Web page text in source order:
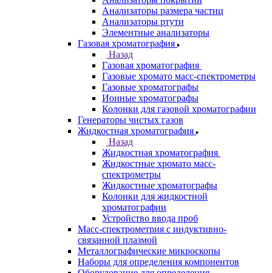
Рамановские спектрометры
Расходные материалы
Рентгенофлуоресцентные
спектрометры
Спектрометры атомно-абсорбционные
Спектрофлуориметры
ЭПР спектрометры
ЯМР-спектрометры
Анализаторы
Назад
Анализаторы
Анализаторы органических веществ
Анализаторы покрытий
Анализаторы размера частиц
Анализаторы ртути
Элементные анализаторы
Газовая хроматография
Назад
Газовая хроматография
Газовые хромато масс-спектрометры
Газовые хроматографы
Ионные хроматографы
Колонки для газовой хроматографии
Генераторы чистых газов